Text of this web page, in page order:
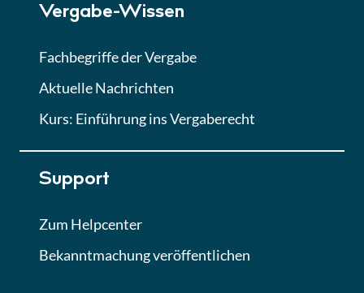
Finales Quiz
Vergabe-Wissen
Fachbegriffe der Vergabe
Aktuelle Nachrichten
Kurs: Einführung ins Vergaberecht
Support
Zum Helpcenter
Bekanntmachung veröffentlichen